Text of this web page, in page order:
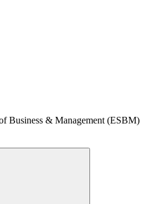
Business & Management (ESBM)